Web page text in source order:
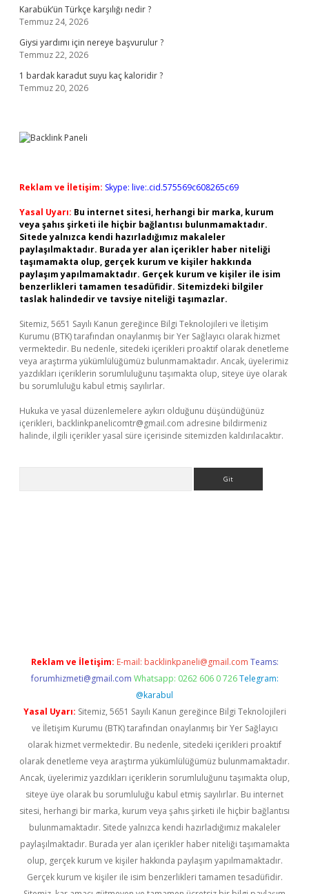
Karabük’ün Türkçe karşılığı nedir ?
Temmuz 24, 2026
Giysi yardımı için nereye başvurulur ?
Temmuz 22, 2026
1 bardak karadut suyu kaç kaloridir ?
Temmuz 20, 2026
Reklam ve İletişim: Skype: live:.cid.575569c608265c69
Yasal Uyarı: Bu internet sitesi, herhangi bir marka, kurum
veya şahıs şirketi ile hiçbir bağlantısı bulunmamaktadır.
Sitede yalnızca kendi hazırladığımız makaleler
paylaşılmaktadır. Burada yer alan içerikler haber niteliği
taşımamakta olup, gerçek kurum ve kişiler hakkında
paylaşım yapılmamaktadır. Gerçek kurum ve kişiler ile isim
benzerlikleri tamamen tesadüfidir. Sitemizdeki bilgiler
taslak halindedir ve tavsiye niteliği taşımazlar.
Sitemiz, 5651 Sayılı Kanun gereğince Bilgi Teknolojileri ve İletişim
Kurumu (BTK) tarafından onaylanmış bir Yer Sağlayıcı olarak hizmet
vermektedir. Bu nedenle, sitedeki içerikleri proaktif olarak denetleme
veya araştırma yükümlülüğümüz bulunmamaktadır. Ancak, üyelerimiz
yazdıkları içeriklerin sorumluluğunu taşımakta olup, siteye üye olarak
bu sorumluluğu kabul etmiş sayılırlar.
Hukuka ve yasal düzenlemelere aykırı olduğunu düşündüğünüz
içerikleri, backlinkpanelicomtr@gmail.com adresine bildirmeniz
halinde, ilgili içerikler yasal süre içerisinde sitemizden kaldırılacaktır.
Reklam ve İletişim: E-mail: backlinkpaneli@gmail.com Teams:
forumhizmeti@gmail.com Whatsapp: 0262 606 0 726 Telegram:
@karabul
Yasal Uyarı: Sitemiz, 5651 Sayılı Kanun gereğince Bilgi Teknolojileri
ve İletişim Kurumu (BTK) tarafından onaylanmış bir Yer Sağlayıcı
olarak hizmet vermektedir. Bu nedenle, sitedeki içerikleri proaktif
olarak denetleme veya araştırma yükümlülüğümüz bulunmamaktadır.
Ancak, üyelerimiz yazdıkları içeriklerin sorumluluğunu taşımakta olup,
siteye üye olarak bu sorumluluğu kabul etmiş sayılırlar. Bu internet
sitesi, herhangi bir marka, kurum veya şahıs şirketi ile hiçbir bağlantısı
bulunmamaktadır. Sitede yalnızca kendi hazırladığımız makaleler
paylaşılmaktadır. Burada yer alan içerikler haber niteliği taşımamakta
olup, gerçek kurum ve kişiler hakkında paylaşım yapılmamaktadır.
Gerçek kurum ve kişiler ile isim benzerlikleri tamamen tesadüfidir.